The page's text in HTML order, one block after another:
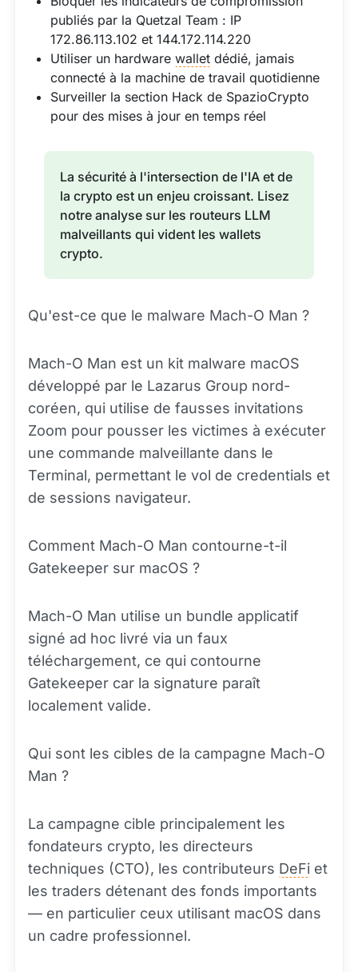
publiés par la Quetzal Team : IP
172.86.113.102 et 144.172.114.220
Utiliser un hardware wallet dédié, jamais
connecté à la machine de travail quotidienne
Surveiller la section Hack de SpazioCrypto
pour des mises à jour en temps réel
La sécurité à l'intersection de l'IA et de
la crypto est un enjeu croissant. Lisez
notre analyse sur les routeurs LLM
malveillants qui vident les wallets
crypto.
Qu'est-ce que le malware Mach-O Man ?
Mach-O Man est un kit malware macOS
développé par le Lazarus Group nord-
coréen, qui utilise de fausses invitations
Zoom pour pousser les victimes à exécuter
une commande malveillante dans le
Terminal, permettant le vol de credentials et
de sessions navigateur.
Comment Mach-O Man contourne-t-il
Gatekeeper sur macOS ?
Mach-O Man utilise un bundle applicatif
signé ad hoc livré via un faux
téléchargement, ce qui contourne
Gatekeeper car la signature paraît
localement valide.
Qui sont les cibles de la campagne Mach-O
Man ?
La campagne cible principalement les
fondateurs crypto, les directeurs
techniques (CTO), les contributeurs DeFi et
les traders détenant des fonds importants
— en particulier ceux utilisant macOS dans
un cadre professionnel.